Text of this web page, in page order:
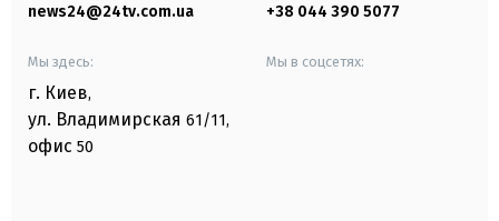
news24@24tv.com.ua +38 044 390 5077
Мы здесь:
г. Киев,
ул. Владимирская 61/11,
офис 50
Мы в соцсетях: